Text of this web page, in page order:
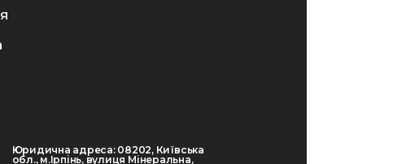
Юридична адреса: 08202, Київська
обл., м.Ірпінь, вулиця Мінеральна,